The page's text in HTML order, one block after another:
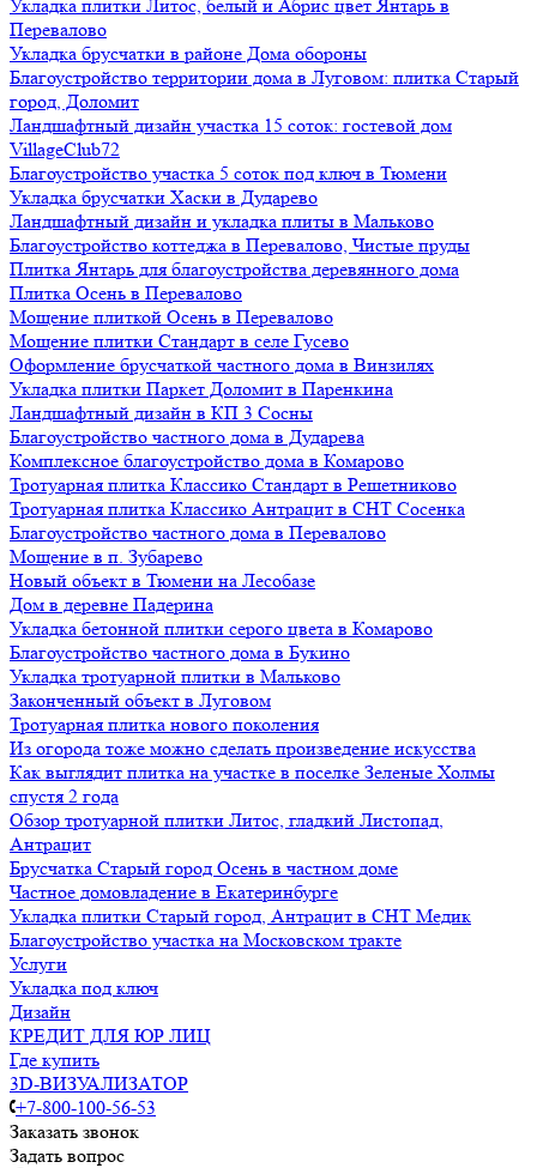
Укладка плитки Литос, белый и Абрис цвет Янтарь в
Перевалово
Укладка брусчатки в районе Дома обороны
Благоустройство территории дома в Луговом: плитка Старый
город, Доломит
Ландшафтный дизайн участка 15 соток: гостевой дом
VillageClub72
Благоустройство участка 5 соток под ключ в Тюмени
Укладка брусчатки Хаски в Дударево
Ландшафтный дизайн и укладка плиты в Мальково
Благоустройство коттеджа в Перевалово, Чистые пруды
Плитка Янтарь для благоустройства деревянного дома
Плитка Осень в Перевалово
Мощение плиткой Осень в Перевалово
Мощение плитки Стандарт в селе Гусево
Оформление брусчаткой частного дома в Винзилях
Укладка плитки Паркет Доломит в Паренкина
Ландшафтный дизайн в КП 3 Сосны
Благоустройство частного дома в Дударева
Комплексное благоустройство дома в Комарово
Тротуарная плитка Классико Стандарт в Решетниково
Тротуарная плитка Классико Антрацит в СНТ Сосенка
Благоустройство частного дома в Перевалово
Мощение в п. Зубарево
Новый объект в Тюмени на Лесобазе
Дом в деревне Падерина
Укладка бетонной плитки серого цвета в Комарово
Благоустройство частного дома в Букино
Укладка тротуарной плитки в Мальково
Законченный объект в Луговом
Тротуарная плитка нового поколения
Из огорода тоже можно сделать произведение искусства
Как выглядит плитка на участке в поселке Зеленые Холмы
спустя 2 года
Обзор тротуарной плитки Литос, гладкий Листопад,
Антрацит
Брусчатка Старый город Осень в частном доме
Частное домовладение в Екатеринбурге
Укладка плитки Старый город, Антрацит в СНТ Медик
Благоустройство участка на Московском тракте
Услуги
Укладка под ключ
Дизайн
КРЕДИТ ДЛЯ ЮР ЛИЦ
Где купить
3D-ВИЗУАЛИЗАТОР
+7-800-100-56-53
Заказать звонок
Задать вопрос